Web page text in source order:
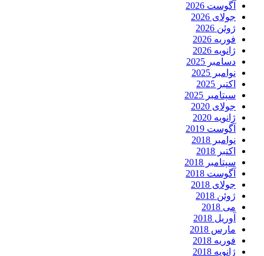
آگوست 2026
جولای 2026
ژوئن 2026
فوریه 2026
ژانویه 2026
دسامبر 2025
نوامبر 2025
اکتبر 2025
سپتامبر 2025
جولای 2020
ژانویه 2020
آگوست 2019
نوامبر 2018
اکتبر 2018
سپتامبر 2018
آگوست 2018
جولای 2018
ژوئن 2018
می 2018
آوریل 2018
مارس 2018
فوریه 2018
ژانویه 2018